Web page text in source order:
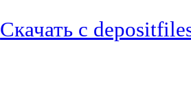
Скачать с